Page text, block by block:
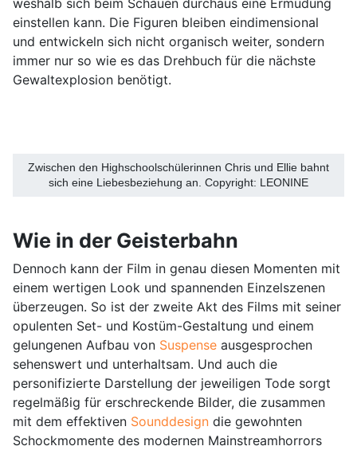
weshalb sich beim Schauen durchaus eine Ermüdung
einstellen kann. Die Figuren bleiben eindimensional
und entwickeln sich nicht organisch weiter, sondern
immer nur so wie es das Drehbuch für die nächste
Gewaltexplosion benötigt.
Zwischen den Highschoolschülerinnen Chris und Ellie bahnt
sich eine Liebesbeziehung an. Copyright: LEONINE
Wie in der Geisterbahn
Dennoch kann der Film in genau diesen Momenten mit
einem wertigen Look und spannenden Einzelszenen
überzeugen. So ist der zweite Akt des Films mit seiner
opulenten Set- und Kostüm-Gestaltung und einem
gelungenen Aufbau von Suspense ausgesprochen
sehenswert und unterhaltsam. Und auch die
personifizierte Darstellung der jeweiligen Tode sorgt
regelmäßig für erschreckende Bilder, die zusammen
mit dem effektiven Sounddesign die gewohnten
Schockmomente des modernen Mainstreamhorrors